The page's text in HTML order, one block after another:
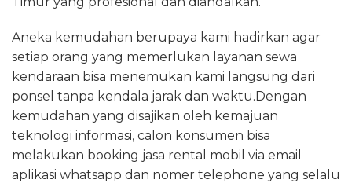
Aneka kemudahan berupaya kami hadirkan agar
setiap orang yang memerlukan layanan sewa
kendaraan bisa menemukan kami langsung dari
ponsel tanpa kendala jarak dan waktu.Dengan
kemudahan yang disajikan oleh kemajuan
teknologi informasi, calon konsumen bisa
melakukan booking jasa rental mobil via email
aplikasi whatsapp dan nomer telephone yang selalu